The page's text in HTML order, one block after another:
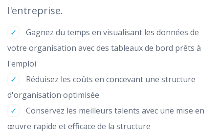
l'entreprise.
Gagnez du temps en visualisant les données de
votre organisation avec des tableaux de bord prêts à
l'emploi
Réduisez les coûts en concevant une structure
d'organisation optimisée
Conservez les meilleurs talents avec une mise en
œuvre rapide et efficace de la structure